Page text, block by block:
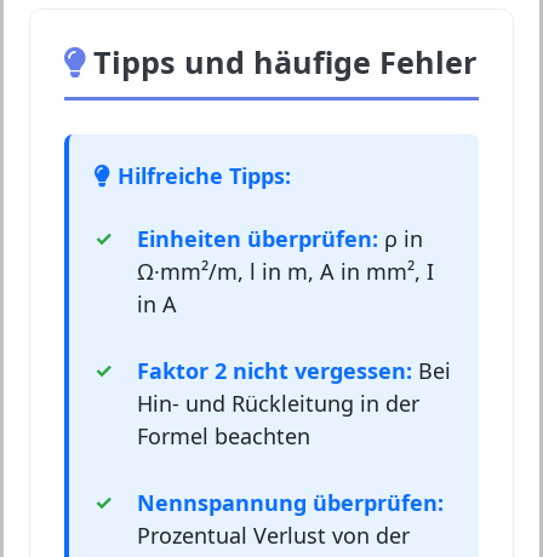
Tipps und häufige Fehler
Hilfreiche Tipps:
Einheiten überprüfen: ρ in
Ω·mm²/m, l in m, A in mm², I
in A
Faktor 2 nicht vergessen: Bei
Hin- und Rückleitung in der
Formel beachten
Nennspannung überprüfen:
Prozentual Verlust von der